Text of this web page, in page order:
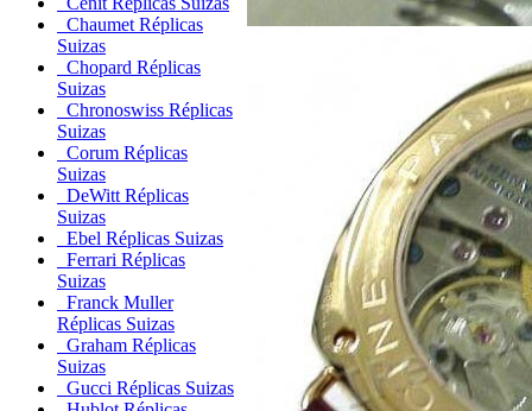
Chaumet Réplicas
Suizas
Chopard Réplicas
Suizas
Chronoswiss Réplicas
Suizas
Corum Réplicas
Suizas
DeWitt Réplicas
Suizas
Ebel Réplicas Suizas
Ferrari Réplicas
Suizas
Franck Muller
Réplicas Suizas
Graham Réplicas
Suizas
Gucci Réplicas Suizas